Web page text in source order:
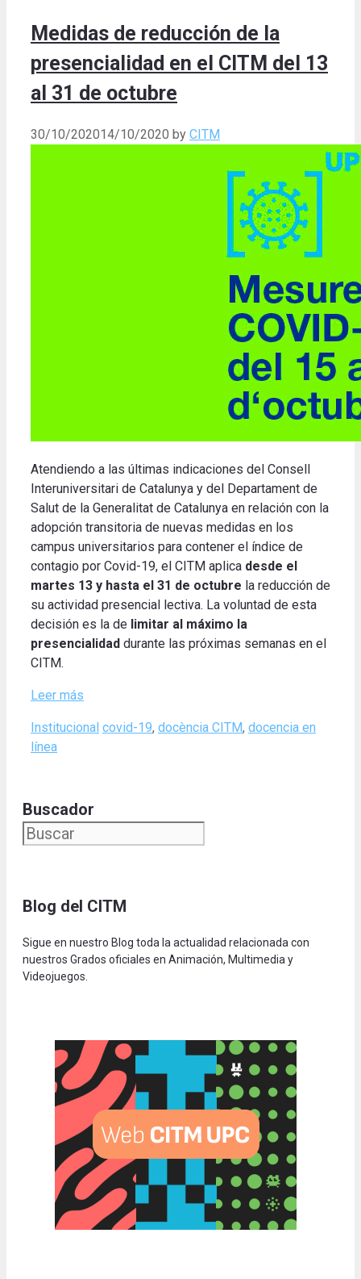
Medidas de reducción de la
presencialidad en el CITM del 13
al 31 de octubre
30/10/202014/10/2020 by CITM
Atendiendo a las últimas indicaciones del Consell
Interuniversitari de Catalunya y del Departament de
Salut de la Generalitat de Catalunya en relación con la
adopción transitoria de nuevas medidas en los
campus universitarios para contener el índice de
contagio por Covid-19, el CITM aplica desde el
martes 13 y hasta el 31 de octubre la reducción de
su actividad presencial lectiva. La voluntad de esta
decisión es la de limitar al máximo la
presencialidad durante las próximas semanas en el
CITM.
Leer más
Categories
Institucional Tags
covid-19, docència CITM, docencia en
línea
Buscador
Blog del CITM
Sigue en nuestro Blog toda la actualidad relacionada con
nuestros Grados oficiales en Animación, Multimedia y
Videojuegos.